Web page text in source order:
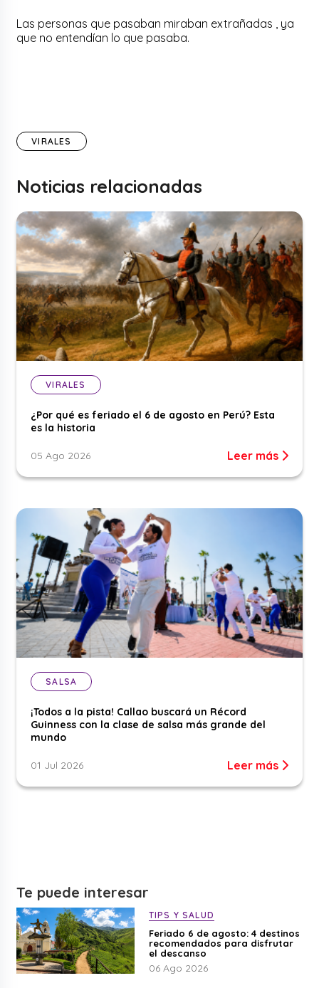
Las personas que pasaban miraban extrañadas , ya
que no entendían lo que pasaba.
VIRALES
Noticias relacionadas
VIRALES
¿Por qué es feriado el 6 de agosto en Perú? Esta
es la historia
05 Ago 2026 Leer más
SALSA
¡Todos a la pista! Callao buscará un Récord
Guinness con la clase de salsa más grande del
mundo
01 Jul 2026 Leer más
Te puede interesar
TIPS Y SALUD
Feriado 6 de agosto: 4 destinos
recomendados para disfrutar
el descanso
06 Ago 2026